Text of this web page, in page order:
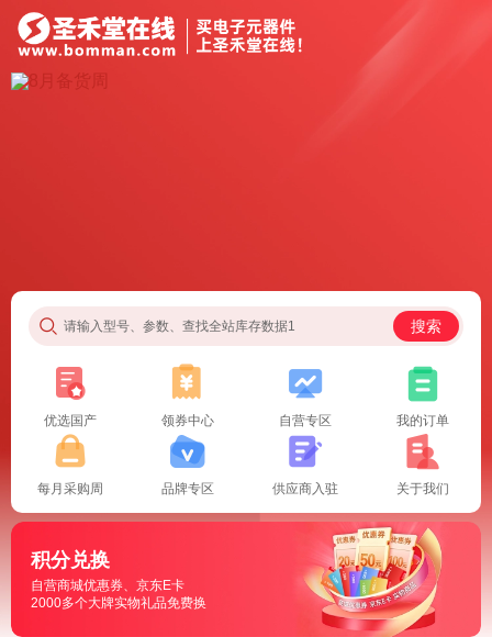
请输入型号、参数、查找全站库存数据1 搜索
优选国产 领券中心 自营专区 我的订单
每月采购周 品牌专区 供应商入驻 关于我们
积分兑换
自营商城优惠券、京东E卡
2000多个大牌实物礼品免费换